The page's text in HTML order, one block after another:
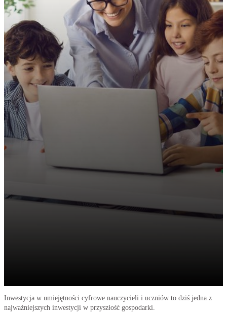
Inwestycja w umiejętności cyfrowe nauczycieli i uczniów to dziś jedna z
najważniejszych inwestycji w przyszłość gospodarki.